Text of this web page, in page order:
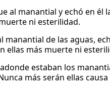
al manantial y echó en él
ni esterilidad.
manantial de las aguas,
ellas más muerte ni
estaban los
más serán ellas